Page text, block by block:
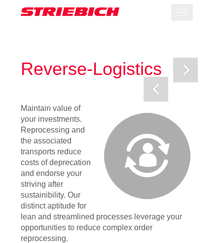
Reverse-Logistics
Maintain value of
your investments.
Reprocessing and
the associated
transports reduce
costs of deprecation
and endorse your
striving after
sustainibility. Our
distinct aptitude for
lean and streamlined processes leverage your
opportunities to reduce complex order
reprocessing.